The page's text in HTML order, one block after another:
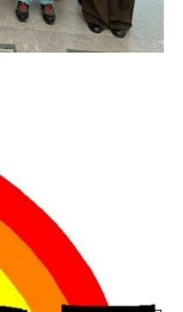
sur l'éducation
la France…